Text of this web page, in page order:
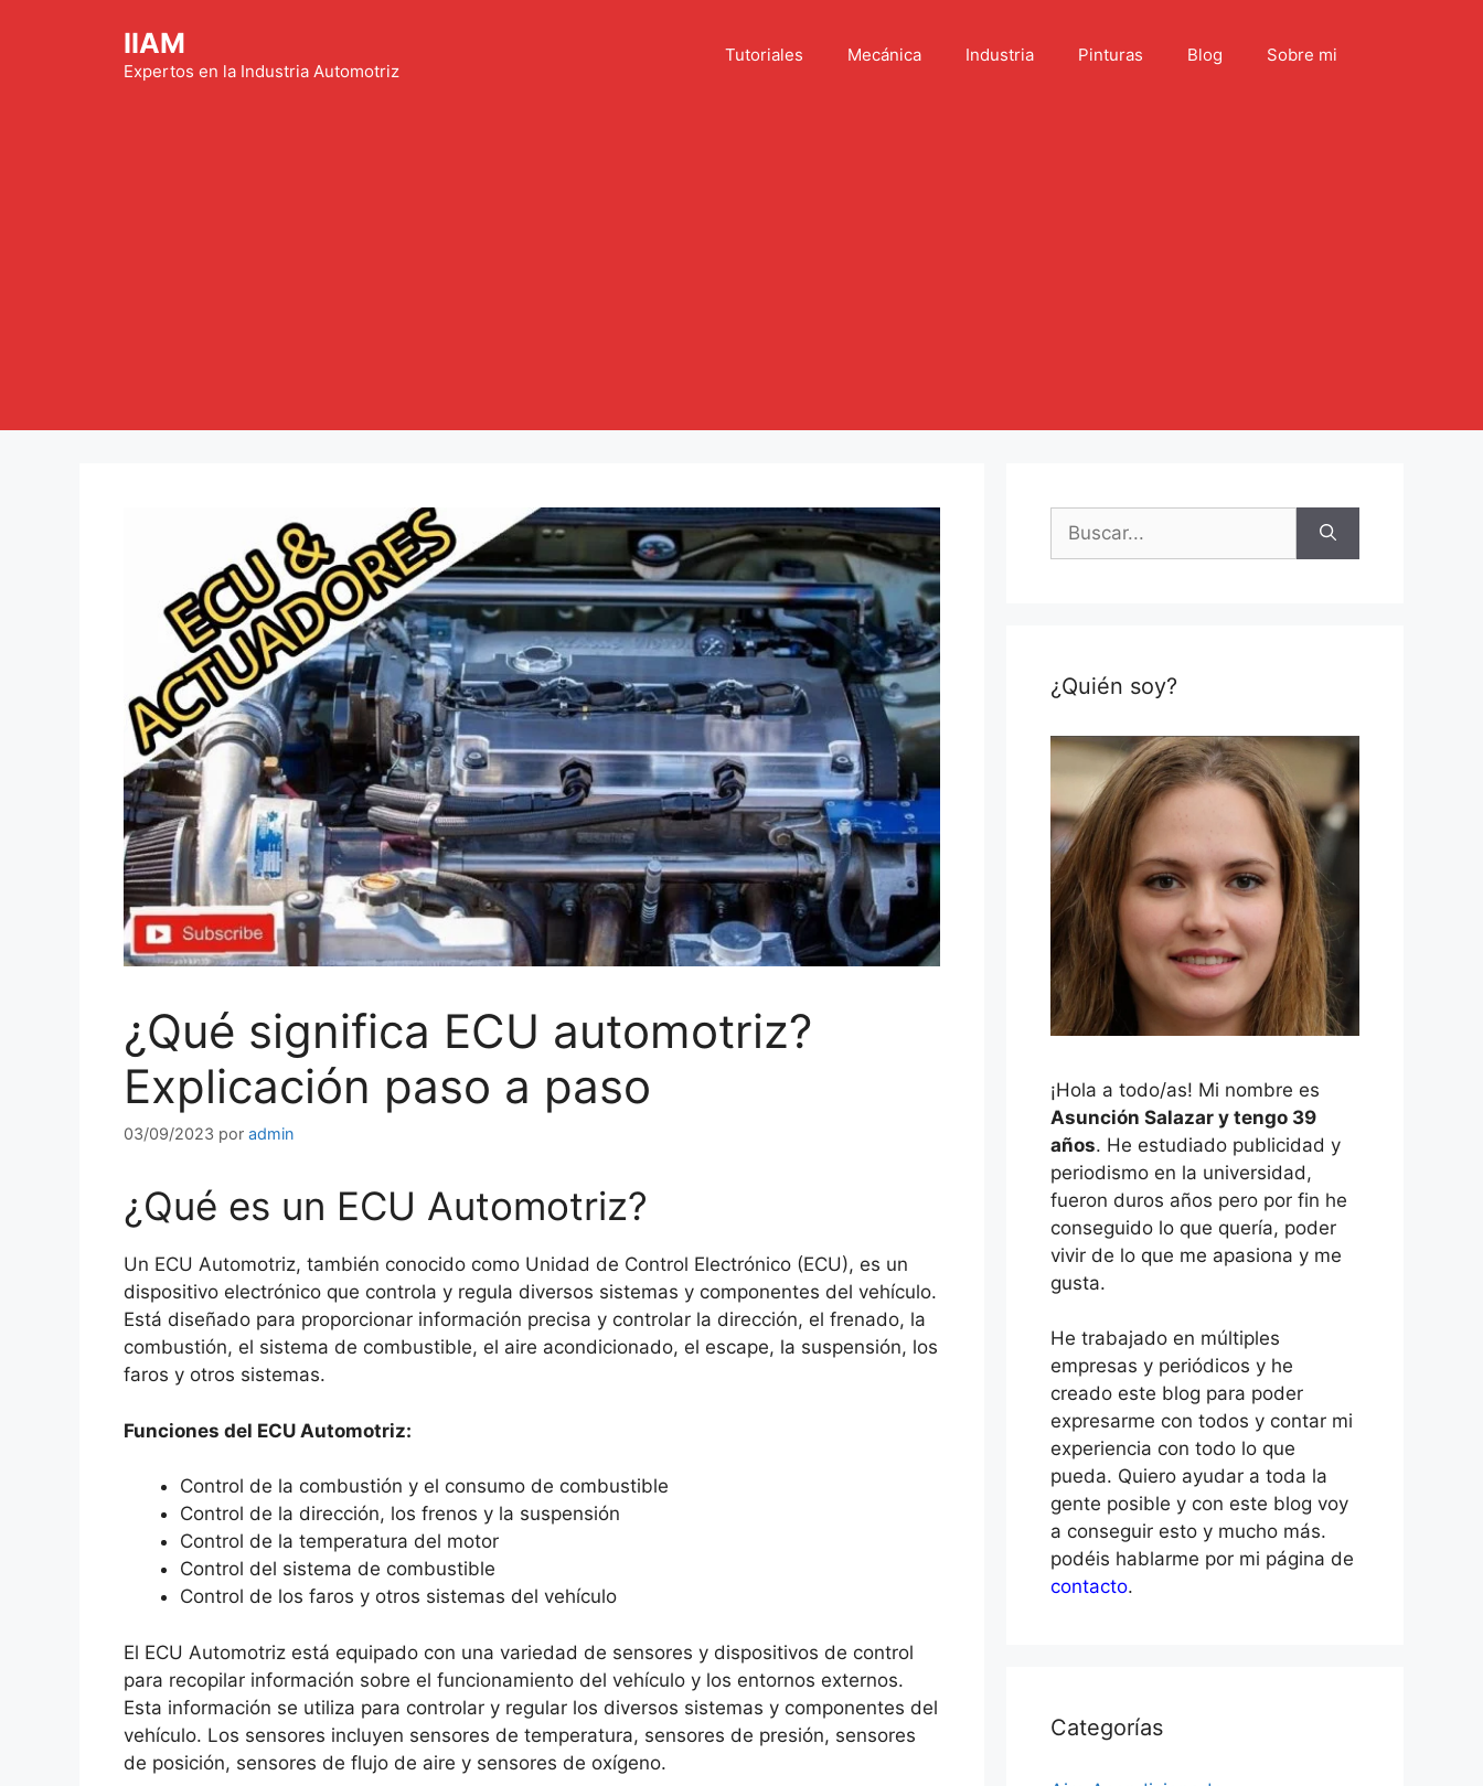
IIAM
Expertos en la Industria Automotriz
Tutoriales Mecánica Industria Pinturas Blog Sobre mi
¿Qué significa ECU automotriz?
Explicación paso a paso
03/09/2023 por admin
¿Qué es un ECU Automotriz?
Un ECU Automotriz, también conocido como Unidad de Control Electrónico (ECU), es un
dispositivo electrónico que controla y regula diversos sistemas y componentes del vehículo.
Está diseñado para proporcionar información precisa y controlar la dirección, el frenado, la
combustión, el sistema de combustible, el aire acondicionado, el escape, la suspensión, los
faros y otros sistemas.
Funciones del ECU Automotriz:
Control de la combustión y el consumo de combustible
Control de la dirección, los frenos y la suspensión
Control de la temperatura del motor
Control del sistema de combustible
Control de los faros y otros sistemas del vehículo
El ECU Automotriz está equipado con una variedad de sensores y dispositivos de control
para recopilar información sobre el funcionamiento del vehículo y los entornos externos.
Esta información se utiliza para controlar y regular los diversos sistemas y componentes del
vehículo. Los sensores incluyen sensores de temperatura, sensores de presión, sensores
de posición, sensores de flujo de aire y sensores de oxígeno.
Buscar:
¿Quién soy?
¡Hola a todo/as! Mi nombre es
Asunción Salazar y tengo 39
años. He estudiado publicidad y
periodismo en la universidad,
fueron duros años pero por fin he
conseguido lo que quería, poder
vivir de lo que me apasiona y me
gusta.
He trabajado en múltiples
empresas y periódicos y he
creado este blog para poder
expresarme con todos y contar mi
experiencia con todo lo que
pueda. Quiero ayudar a toda la
gente posible y con este blog voy
a conseguir esto y mucho más.
podéis hablarme por mi página de
contacto.
Categorías